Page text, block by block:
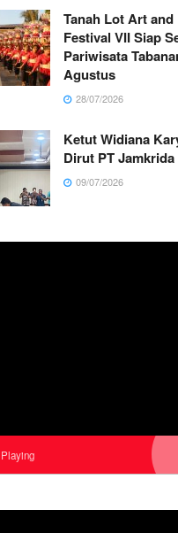
Tanah Lot Art and
Festival VII Siap
Pariwisata
Agustus
28/07/2026
Ketut Widiana
Dirut PT Jamkrida
09/07/2026